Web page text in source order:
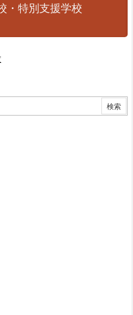
・特別支援学校